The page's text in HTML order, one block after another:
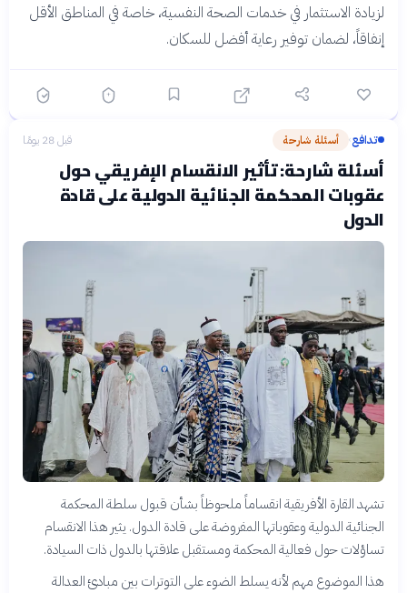
لزيادة الاستثمار في خدمات الصحة النفسية، خاصة في المناطق الأقل
إنفاقاً، لضمان توفير رعاية أفضل للسكان.
تدافع› أسئلة شارحة قبل 28 يومًا
أسئلة شارحة: تأثير الانقسام الإفريقي حول
عقوبات المحكمة الجنائية الدولية على قادة
الدول
تشهد القارة الأفريقية انقساماً ملحوظاً بشأن قبول سلطة المحكمة
الجنائية الدولية وعقوباتها المفروضة على قادة الدول. يثير هذا الانقسام
تساؤلات حول فعالية المحكمة ومستقبل علاقتها بالدول ذات السيادة.
هذا الموضوع مهم لأنه يسلط الضوء على التوترات بين مبادئ العدالة